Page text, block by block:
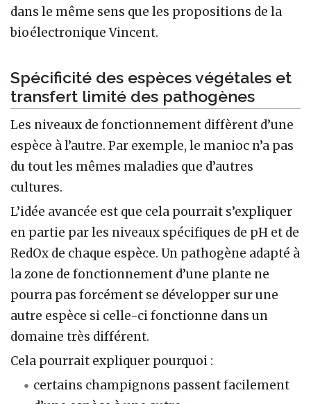
dans le même sens que les propositions de la
bioélectronique Vincent.
Spécificité des espèces végétales et
transfert limité des pathogènes
Les niveaux de fonctionnement diffèrent d’une
espèce à l’autre. Par exemple, le manioc n’a pas
du tout les mêmes maladies que d’autres
cultures.
L’idée avancée est que cela pourrait s’expliquer
en partie par les niveaux spécifiques de pH et de
RedOx de chaque espèce. Un pathogène adapté à
la zone de fonctionnement d’une plante ne
pourra pas forcément se développer sur une
autre espèce si celle-ci fonctionne dans un
domaine très différent.
Cela pourrait expliquer pourquoi :
certains champignons passent facilement